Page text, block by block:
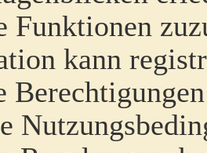
Funktionen
kann